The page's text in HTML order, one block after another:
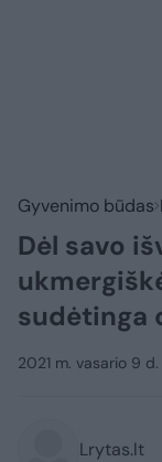
Gyvenimo būdas
Dėl savo
sudėtinga
2021 m. vasario 9 d.
Lrytas.lt